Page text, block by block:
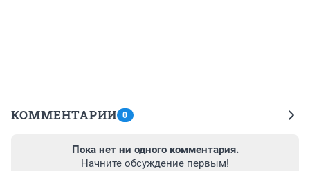
КОММЕНТАРИИ 0
Пока нет ни одного комментария.
Начните обсуждение первым!